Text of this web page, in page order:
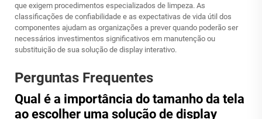
que exigem procedimentos especializados de limpeza. As
classificações de confiabilidade e as expectativas de vida útil dos
componentes ajudam as organizações a prever quando poderão ser
necessários investimentos significativos em manutenção ou
substituição de sua solução de display interativo.
Perguntas Frequentes
Qual é a importância do tamanho da tela
ao escolher uma solução de display